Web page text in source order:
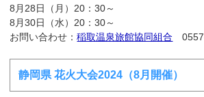
8月28日（月）20：30～
8月30日（水）20：30～
お問い合わせ：稲取温泉旅館協同組合
静岡県 花火大会2024（8月開催）